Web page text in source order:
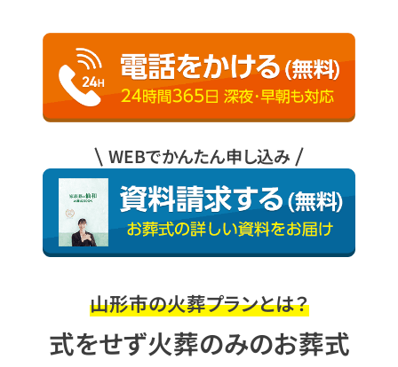
WEBでかんたん申し込み
山形市の火葬プランとは？
式をせず火葬のみのお葬式